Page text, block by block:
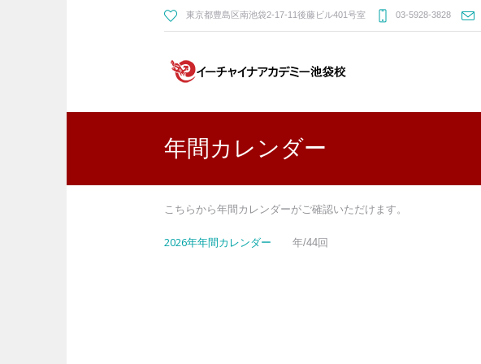
東京都豊島区南池袋2-17-11後藤ビル401号室 03-5928-3828
年間カレンダー
こちらから年間カレンダーがご確認いただけます。
2026年年間カレンダー 年/44回